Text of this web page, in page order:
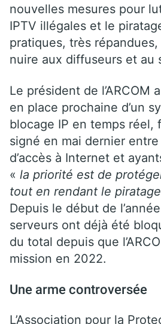
nouvelles mesures pour
IPTV illégales et le
pratiques, très
nuire aux diffuseurs et au
Le président de l’ARCOM
en place prochaine d’un
blocage IP en temps réel,
signé en mai dernier
d’accès à Internet et
« la priorité est de
tout en rendant le
Depuis le début de
serveurs ont déjà été
du total depuis que
mission en 2022.
Une arme controversée
L’Association pour la